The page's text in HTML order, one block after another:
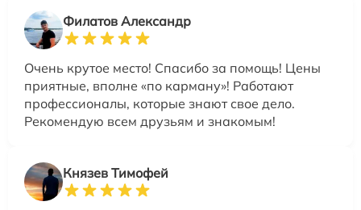
Филатов Александр
Очень крутое место! Спасибо за помощь! Цены
приятные, вполне «по карману»! Работают
профессионалы, которые знают свое дело.
Рекомендую всем друзьям и знакомым!
Князев Тимофей